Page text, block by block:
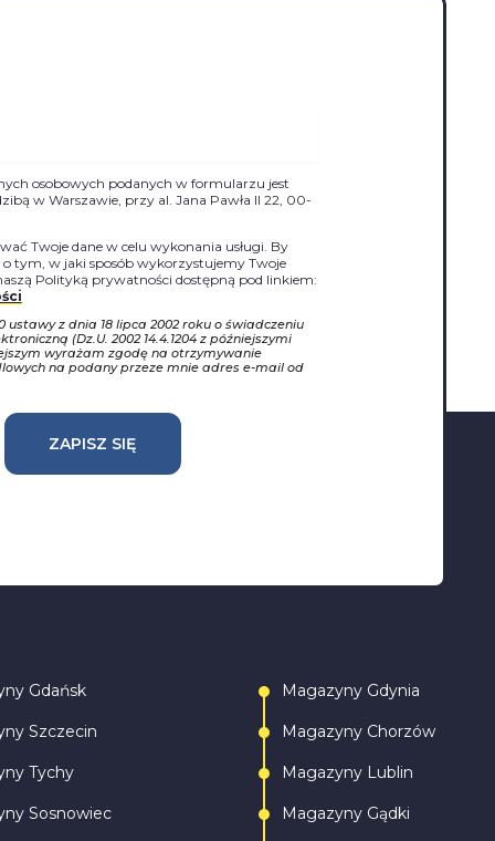
osobowych podanych w formularzu jest
w Warszawie, przy al. Jana Pawła II 22, 00-
Twoje dane w celu wykonania usługi. By
o tym, w jaki sposób wykorzystujemy Twoje
Polityką prywatności dostępną pod linkiem:
ustawy z dnia 18 lipca 2002 roku o świadczeniu
(Dz.U. 2002 14.4.1204 z późniejszymi
wyrażam zgodę na otrzymywanie
na podany przeze mnie adres e-mail od
ZAPISZ SIĘ
Gdańsk
Szczecin
Tychy
Sosnowiec
Magazyny Gdynia
Magazyny Chorzów
Magazyny Lublin
Magazyny Gądki